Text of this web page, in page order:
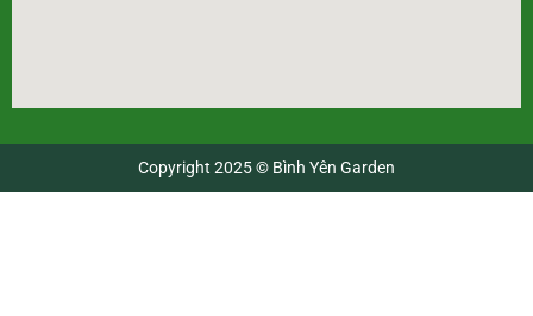
Copyright 2025 © Bình Yên Garden